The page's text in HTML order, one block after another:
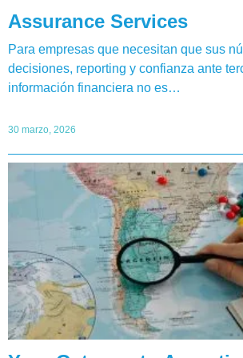
Assurance Services
Para empresas que necesitan que sus
decisiones, reporting y confianza ante
información financiera no es…
30 marzo, 2026